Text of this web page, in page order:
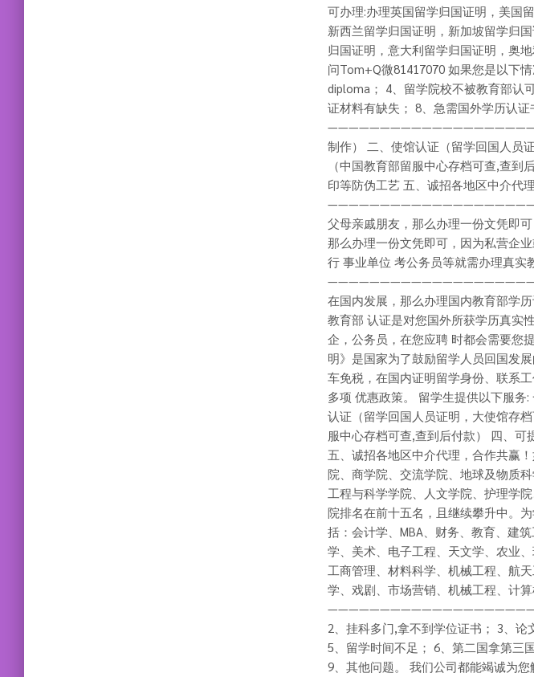
可办理:办理英国留学归国证明，美国
新西兰留学归国证明，新加坡留学归
归国证明，意大利留学归国证明，奥
问Tom+Q微81417070 如果您是以下
diploma； 4、留学院校不被教育部认
证材料有缺失； 8、急需国外学历认
制作） 二、使馆认证（留学回国人员
（中国教育部留服中心存档可查,查
印等防伪工艺 五、诚招各地区中介代
父母亲戚朋友，那么办理一份文凭即
那么办理一份文凭即可，因为私营企
行 事业单位 考公务员等就需办理真实
在国内发展，那么办理国内教育部学
教育部 认证是对您国外所获学历真实
企，公务员，在您应聘 时都会需要您
明》是国家为了鼓励留学人员回国发
车免税，在国内证明留学身份、联系
多项 优惠政策。 留学生提供以下服务
认证（留学回国人员证明，大使馆存
服中心存档可查,查到后付款） 四、
五、诚招各地区中介代理，合作共赢
院、商学院、交流学院、地球及物质
工程与科学学院、人文学院、护理学
院排名在前十五名，且继续攀升中。
括：会计学、MBA、财务、教育、建
学、美术、电子工程、天文学、农业
工商管理、材料科学、机械工程、航
学、戏剧、市场营销、机械工程、计
2、挂科多门,拿不到学位证书； 3、论
5、留学时间不足； 6、第二国拿第三
9、其他问题。 我们公司都能竭诚为您